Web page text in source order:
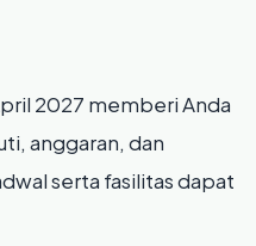
2027 memberi Anda
anggaran, dan
serta fasilitas dapat